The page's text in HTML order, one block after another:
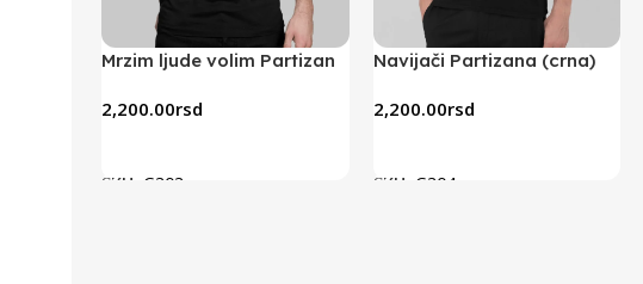
Mrzim ljude volim Partizan
2,200.00rsd
SKU: G303
Navijači Partizana (crna)
2,200.00rsd
SKU: G304